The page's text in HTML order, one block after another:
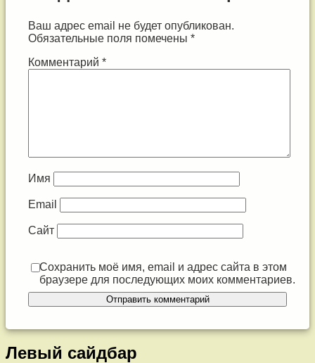
команды.
Поздравили
тёплыми
успехов
побед.#МБДОУ215
Updated on06.11.2024
Admin
Категории:Новости,
Родителям
Ваш адрес email не будет опубликован.
Обязательные поля помечены *
Комментарий *
Имя
Email
Сайт
Сохранить моё имя, email и адрес сайта в этом
браузере для последующих моих комментариев.
Левый сайдбар